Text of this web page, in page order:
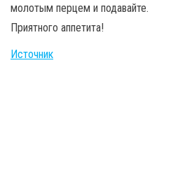
молотым перцем и подавайте.
Приятного аппетита!
Источник